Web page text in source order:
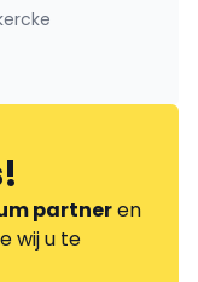
!
partneren
wij u te